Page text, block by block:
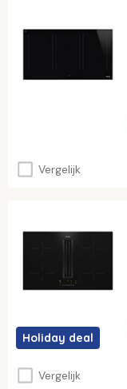
Vergelijk
Holiday deal
Vergelijk